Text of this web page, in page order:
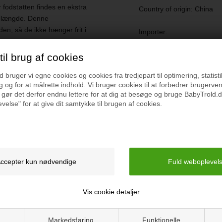
brug af cookies
bruger vi egne cookies og cookies fra tredjepart til optimering,
og for at målrette indhold. Vi bruger cookies til at forbedrer
det derfor endnu lettere for at dig at besøge og bruge
for at give dit samtykke til brugen af cookies.
Markedsføring Funktionelle
Vis cookie detaljer
findes en ekstra
Denne
så de ikke hænger frit i
at dit barn spændes sikkert
individuelt for at passe
hvilket sikrer en behagelig
Frontbøjlen kan tages af
op mod sig. Når den skal
i skinnen og så klikke den
og lynes lynlåsen op på
at tilpasse beskyttelsen af
vindue, som kan
for at se ned til barnet uden
Tested maximum load up
Approval/type: EN1888-
Country of origin: China
Importer:
www.babytrold.dk
Vejledning